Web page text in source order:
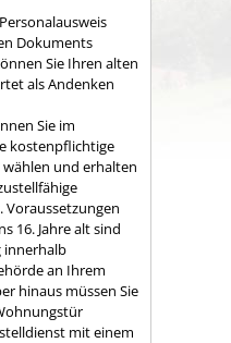
Dokuments
Sie Ihren alten
als Andenken
Sie im
kostenpflichtige
und erhalten
Voraussetzungen
16. Jahre alt sind
innerhalb
an Ihrem
hinaus müssen Sie
mit einem